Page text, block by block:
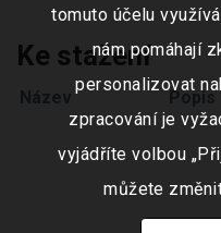
Ke stažení
Název Popis
tomuto účelu
nám pomáhají
personalizovat
zpracování je
vyjádříte volbou
můžete